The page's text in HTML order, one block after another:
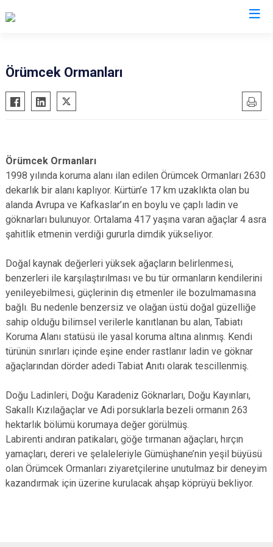
Kelkit
Köse
Şiran
Torul
Örümcek Ormanları
Örümcek Ormanları
1998 yılında koruma alanı ilan edilen Örümcek Ormanları 2630
dekarlık bir alanı kaplıyor. Kürtün’e 17 km uzaklıkta olan bu
alanda Avrupa ve Kafkaslar’ın en boylu ve çaplı ladin ve
göknarları bulunuyor. Ortalama 417 yaşına varan ağaçlar 4 asra
şahitlik etmenin verdiği gururla dimdik yükseliyor.
Doğal kaynak değerleri yüksek ağaçların belirlenmesi,
benzerleri ile karşılaştırılması ve bu tür ormanların kendilerini
yenileyebilmesi, güçlerinin dış etmenler ile bozulmamasına
bağlı. Bu nedenle benzersiz ve olağan üstü doğal güzelliğe
sahip olduğu bilimsel verilerle kanıtlanan bu alan, Tabiatı
Koruma Alanı statüsü ile yasal koruma altına alınmış. Kendi
türünün sınırları içinde eşine ender rastlanır ladin ve göknar
ağaçlarından dörder adedi Tabiat Anıtı olarak tescillenmiş.
Doğu Ladinleri, Doğu Karadeniz Göknarları, Doğu Kayınları,
Sakallı Kızılağaçlar ve Adi porsuklarla bezeli ormanın 263
hektarlık bölümü korumaya değer görülmüş.
Labirenti andıran patikaları, göğe tırmanan ağaçları, hırçın
yamaçları, dereri ve şelaleleriyle Gümüşhane’nin yeşil büyüsü
olan Örümcek Ormanları ziyaretçilerine unutulmaz bir deneyim
kazandırmak için üzerine kurulacak ahşap köprüyü bekliyor.